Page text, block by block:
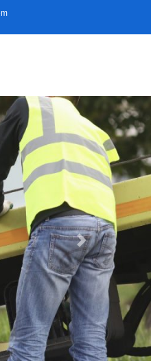
Weiter